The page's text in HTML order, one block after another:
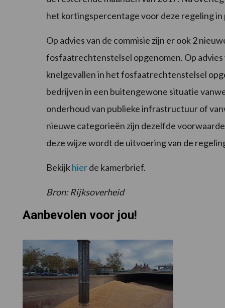
het kortingspercentage voor deze regeling
Op advies van de commisie zijn er ook 2
fosfaatrechtenstelsel opgenomen. Op
knelgevallen in het fosfaatrechtenstelsel
bedrijven in een buitengewone situatie
onderhoud van publieke infrastructuur of
nieuwe categorieën zijn dezelfde
deze wijze wordt de uitvoering van de
Bekijkhierde kamerbrief.
Bron: Rijksoverheid
Aanbevolen voor jou!